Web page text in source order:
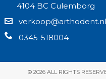
4104 BC Culemborg
verkoop@arthodent.nl
0345-518004
© 2026 ALL RIGHTS